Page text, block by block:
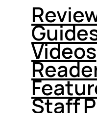
Videos
Staff